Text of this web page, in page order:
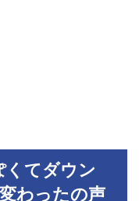
くてダウン
わったの声